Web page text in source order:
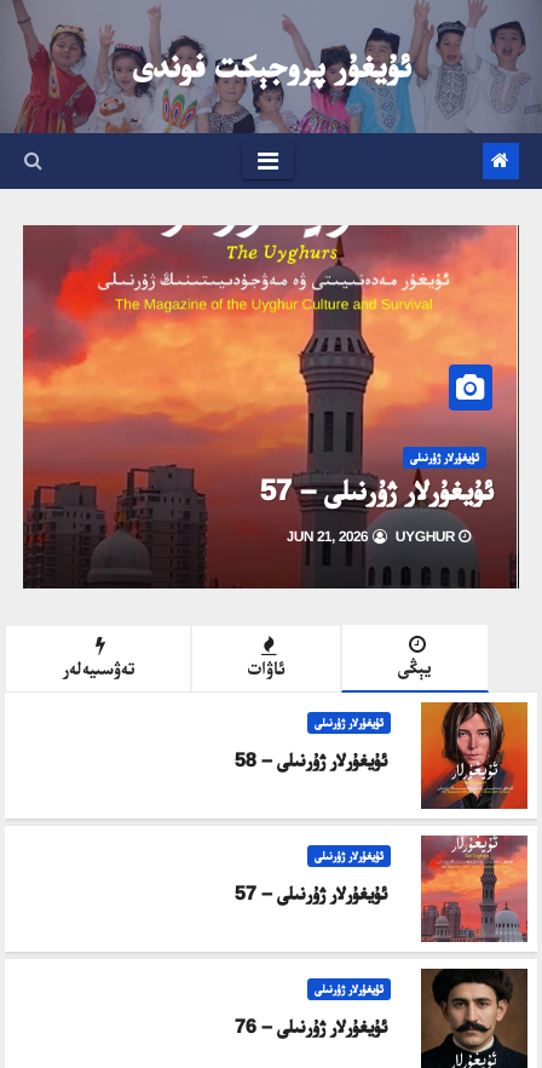
Skip
content
ئۇيغۇر پروجېكت فوندى
ئۇيغۇرلار ژۇرنىلى
ئۇيغۇرلار ژۇرنىلى – 57
JUN 21, 2026 UYGHUR
يېڭى ئاۋات تەۋسىيەلەر
ئۇيغۇرلار ژۇرنىلى
ئۇيغۇرلار ژۇرنىلى – 58
ئۇيغۇرلار ژۇرنىلى
ئۇيغۇرلار ژۇرنىلى – 57
ئۇيغۇرلار ژۇرنىلى
ئۇيغۇرلار ژۇرنىلى – 76